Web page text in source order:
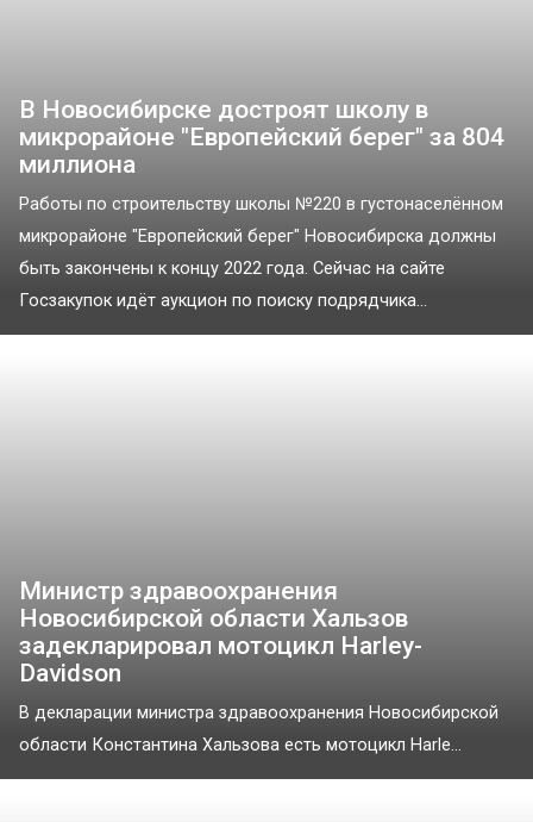
В Новосибирске достроят школу в
микрорайоне "Европейский берег" за 804
миллиона
Работы по строительству школы №220 в густонаселённом
микрорайоне "Европейский берег" Новосибирска должны
быть закончены к концу 2022 года. Сейчас на сайте
Госзакупок идёт аукцион по поиску подрядчика...
Министр здравоохранения
Новосибирской области Хальзов
задекларировал мотоцикл Harley-
Davidson
В декларации министра здравоохранения Новосибирской
области Константина Хальзова есть мотоцикл Harle...